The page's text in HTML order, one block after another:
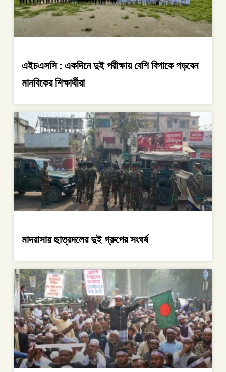
এইচএসসি : একদিনে দুই পরীক্ষায় বেশি বিপাকে পড়বেন
মানবিকের শিক্ষার্থীরা
মাদরাসায় ছাত্রদলের দুই গ্রুপের সংঘর্ষ